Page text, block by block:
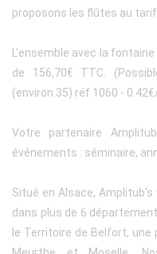
proposons les flûtes au
L'ensemble avec la
de 156,70€ TTC.
(environ 35) réf 1060 -
Votre partenaire
événements : séminaire,
Situé en Alsace,
dans plus de 6
le Territoire de Belfort, une